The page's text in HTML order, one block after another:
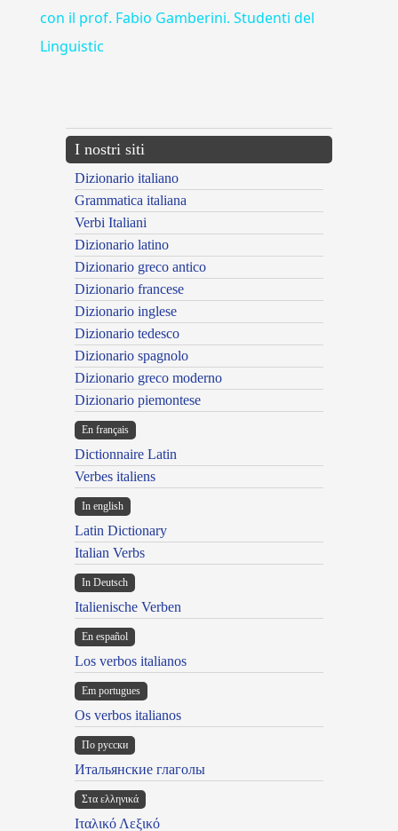
con il prof. Fabio Gamberini. Studenti del
Linguistic
I nostri siti
Dizionario italiano
Grammatica italiana
Verbi Italiani
Dizionario latino
Dizionario greco antico
Dizionario francese
Dizionario inglese
Dizionario tedesco
Dizionario spagnolo
Dizionario greco moderno
Dizionario piemontese
En français
Dictionnaire Latin
Verbes italiens
In english
Latin Dictionary
Italian Verbs
In Deutsch
Italienische Verben
En español
Los verbos italianos
Em portugues
Os verbos italianos
По русски
Итальянские глаголы
Στα ελληνικά
Ιταλικό Λεξικό